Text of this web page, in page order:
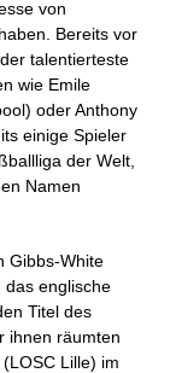
von
Bereits vor
talentierteste
wie Emile
oder Anthony
einige Spieler
der Welt,
Namen
Gibbs-White
englische
Titel des
ihnen räumten
Lille) im